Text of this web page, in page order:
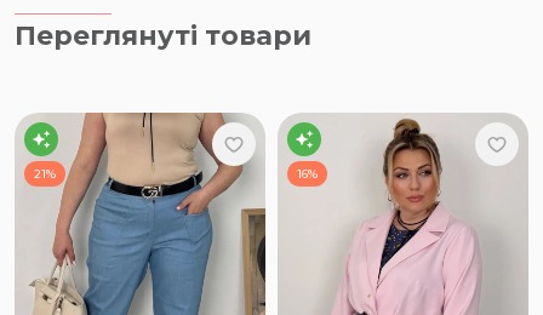
Переглянуті товари
21% 16%